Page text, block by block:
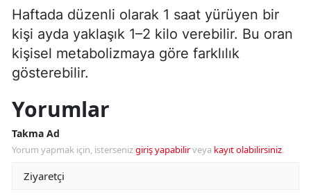
Haftada düzenli olarak 1 saat yürüyen bir
kişi ayda yaklaşık 1–2 kilo verebilir. Bu oran
kişisel metabolizmaya göre farklılık
gösterebilir.
Yorumlar
Takma Ad
Yorum yapmak için, istersenizgiriş yapabilirveya kayıt olabilirsiniz.